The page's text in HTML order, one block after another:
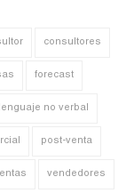
consultores
forecast
lenguaje no verbal
post-venta
vendedores